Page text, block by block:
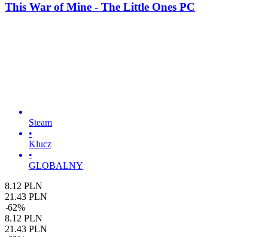
This War of Mine - The Little Ones PC
Steam
•
Klucz
•
GLOBALNY
8.12 PLN
21.43 PLN
-62%
8.12 PLN
21.43 PLN